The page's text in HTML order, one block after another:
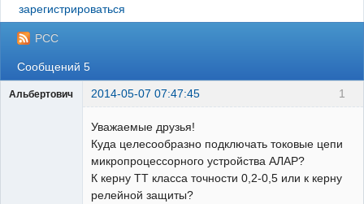
зарегистрироваться
РСС
Сообщений 5
1
Альбертович 2014-05-07 07:47:45
Уважаемые друзья!
Куда целесообразно подключать токовые цепи
микропроцессорного устройства АЛАР?
К керну ТТ класса точности 0,2-0,5 или к керну
релейной защиты?